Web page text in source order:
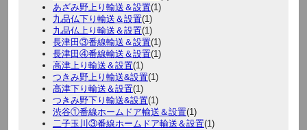
あざみ野上り輸送＆設置(1)
九品仏下り輸送＆設置(1)
九品仏上り輸送＆設置(1)
長津田③番線輸送＆設置(1)
長津田④番線輸送＆設置(1)
高津上り輸送＆設置(1)
つきみ野上り輸送&設置(1)
高津下り輸送＆設置(1)
つきみ野下り輸送&設置(1)
渋谷①番線ホームドア輸送＆設置(1)
二子玉川③番線ホームドア輸送＆設置(1)